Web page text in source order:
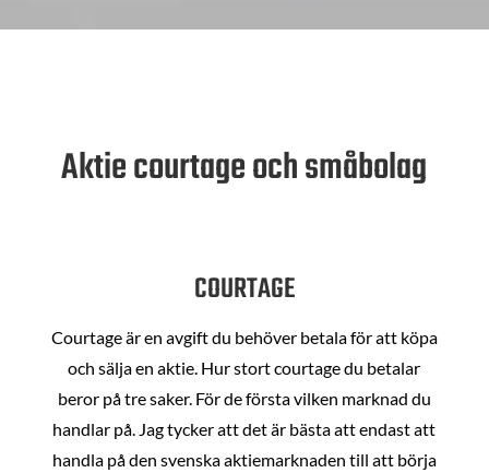
Aktie courtage och småbolag
COURTAGE
Courtage är en avgift du behöver betala för att köpa
och sälja en aktie. Hur stort courtage du betalar
beror på tre saker. För de första vilken marknad du
handlar på. Jag tycker att det är bästa att endast att
handla på den svenska aktiemarknaden till att börja